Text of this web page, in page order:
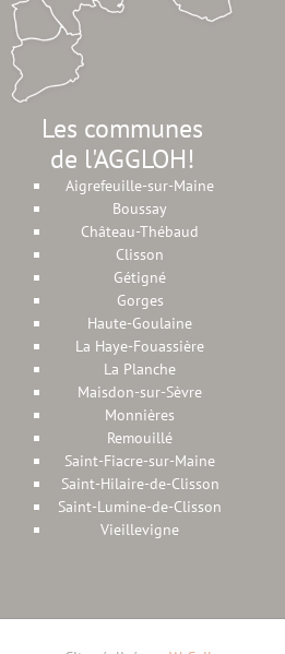
Les communes
de l'AGGLOH!
Aigrefeuille-sur-Maine
Boussay
Château-Thébaud
Clisson
Gétigné
Gorges
Haute-Goulaine
La Haye-Fouassière
La Planche
Maisdon-sur-Sèvre
Monnières
Remouillé
Saint-Fiacre-sur-Maine
Saint-Hilaire-de-Clisson
Saint-Lumine-de-Clisson
Vieillevigne